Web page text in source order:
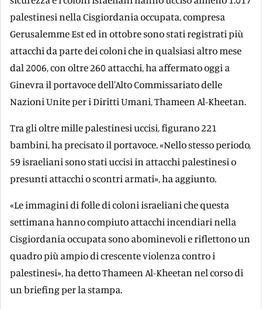
palestinesi nella Cisgiordania occupata, compresa
Gerusalemme Est ed in ottobre sono stati registrati più
attacchi da parte dei coloni che in qualsiasi altro mese
dal 2006, con oltre 260 attacchi, ha affermato oggi a
Ginevra il portavoce dell'Alto Commissariato delle
Nazioni Unite per i Diritti Umani, Thameen Al-Kheetan.
Tra gli oltre mille palestinesi uccisi, figurano 221
bambini, ha precisato il portavoce. «Nello stesso periodo,
59 israeliani sono stati uccisi in attacchi palestinesi o
presunti attacchi o scontri armati», ha aggiunto.
«Le immagini di folle di coloni israeliani che questa
settimana hanno compiuto attacchi incendiari nella
Cisgiordania occupata sono abominevoli e riflettono un
quadro più ampio di crescente violenza contro i
palestinesi», ha detto Thameen Al-Kheetan nel corso di
un briefing per la stampa.